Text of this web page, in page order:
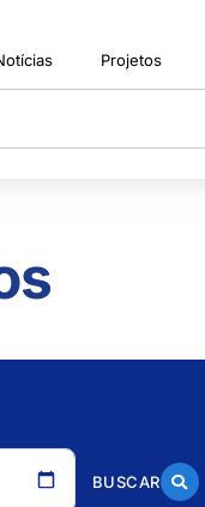
Projetos
BUSCAR